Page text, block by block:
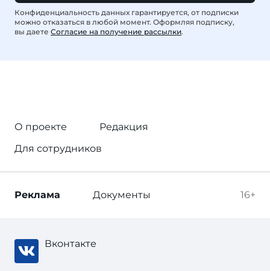
Конфиденциальность данных гарантируется, от подписки
можно отказаться в любой момент. Оформляя подписку,
вы даете Согласие на получение рассылки.
О проекте
Редакция
Для сотрудников
16+
Реклама Документы
Вконтакте